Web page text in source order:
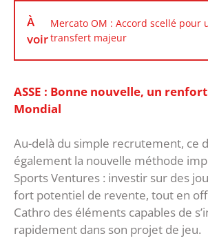
À
voir
Mercato OM : Accord scellé pour
transfert majeur
ASSE : Bonne nouvelle, un
Mondial
Au-delà du simple recrutement, ce
également la nouvelle méthode
Sports Ventures : investir sur des
fort potentiel de revente, tout en
Cathro des éléments capables de
rapidement dans son projet de jeu.